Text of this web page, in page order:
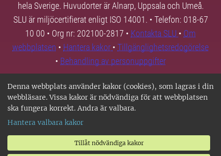
Denna webbplats använder kakor (cookies), som lagras i din
webbläsare. Vissa kakor är nödvändiga för att webbplatsen
ska fungera korrekt. Andra är valbara.
Hantera valbara kakor
Tillåt nödvändiga kakor
hela Sverige. Huvudorter är Alnarp, Uppsala och Umeå.
SLU är miljöcertifierat enligt ISO 14001. • Telefon: 018-67
10 00 • Org nr: 202100-2817 • Kontakta SLU • Om
webbplatsen • Hantera kakor • Tillgänglighetsredogörelse
• Behandling av personuppgifter